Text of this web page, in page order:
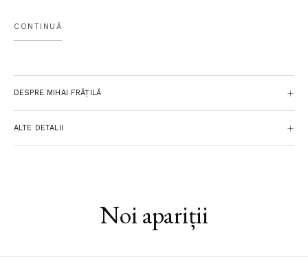
și al speranței.“ — IOAN STANOMIR
poliță de asigurare, va mai putea oare să ne sugereze marile
întrebări ale ființei și să ne ferească de ratare? Ar mai putea
perplexitățile credinciosului de la noi să intre în dialog cu
mirările lumii, astfel încât să nu lase impresia negocierii sale cu
încântarea de sine – inamicul principal al mărturiei creștine –,
dar și despre alegeri care nu se vor irosi încerc să vă întrețin în
paginile acestei cărți.“ — MIHAI FRĂŢILĂ
CONTINUĂ
DESPRE MIHAI FRĂȚILĂ
ALTE DETALII
Noi apariții